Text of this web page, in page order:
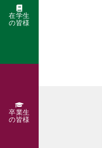
在学生
の皆様
卒業生
の皆様